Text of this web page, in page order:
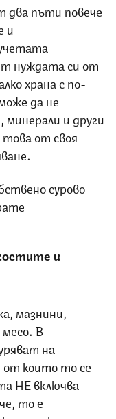
пъти повече
и
нуждата си от
храна с по-
да не
и други
от своя
сурово
и
мазнини,
В
на
от които то се
НЕ включва
то е